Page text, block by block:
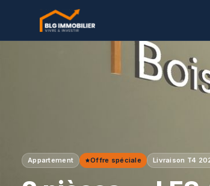
Appartement Offre spéciale Livraison T4